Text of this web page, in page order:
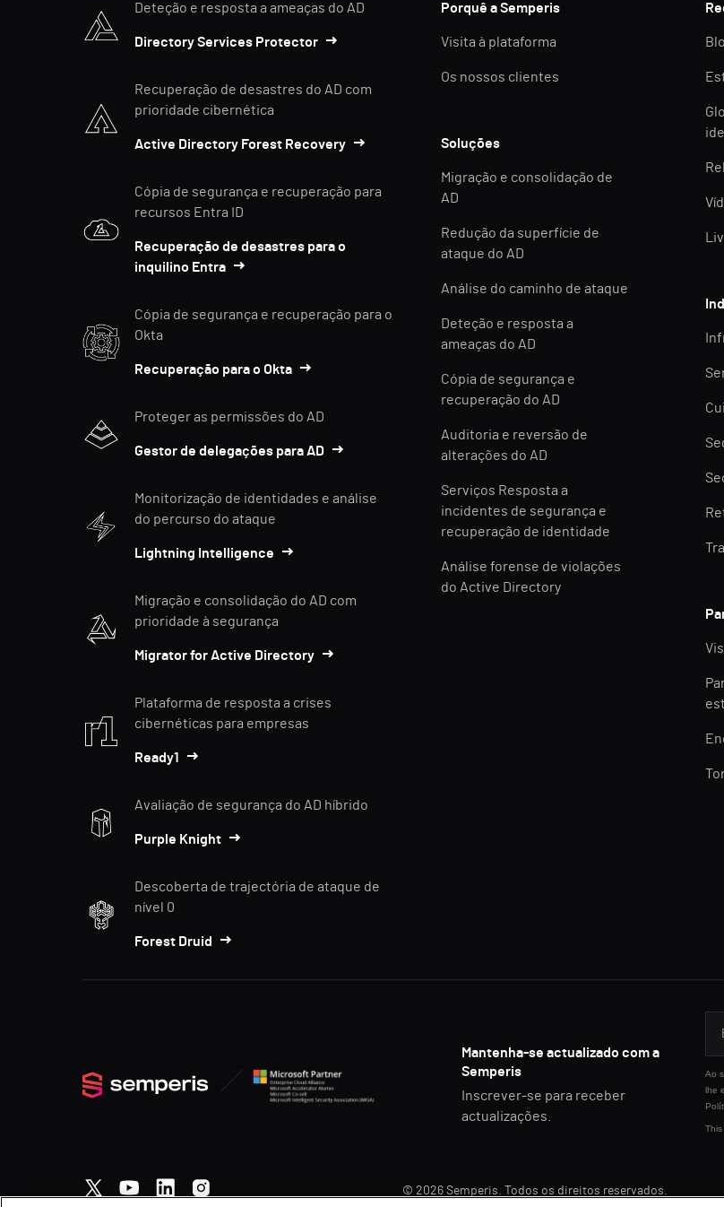
Deteção e resposta a ameaças do AD
Directory Services Protector
Recuperação de desastres do AD com
prioridade cibernética
Active Directory Forest Recovery
Cópia de segurança e recuperação para
recursos Entra ID
Recuperação de desastres para o
inquilino Entra
Cópia de segurança e recuperação para o
Okta
Recuperação para o Okta
Proteger as permissões do AD
Gestor de delegações para AD
Monitorização de identidades e análise
do percurso do ataque
Lightning Intelligence
Migração e consolidação do AD com
prioridade à segurança
Migrator for Active Directory
Plataforma de resposta a crises
cibernéticas para empresas
Ready1
Avaliação de segurança do AD híbrido
Purple Knight
Descoberta de trajectória de ataque de
nível 0
Forest Druid
Porquê a Semperis
Visita à plataforma
Os nossos clientes
Soluções
Migração e consolidação de
AD
Redução da superfície de
ataque do AD
Análise do caminho de ataque
Deteção e resposta a
ameaças do AD
Cópia de segurança e
recuperação do AD
Auditoria e reversão de
alterações do AD
Serviços Resposta a
incidentes de segurança e
recuperação de identidade
Análise forense de violações
do Active Directory
Mantenha-se actualizado com a
Semperis
Inscrever-se para receber
actualizações.
Ao
lhe
This
© 2026 Semperis. Todos os direitos reservados.